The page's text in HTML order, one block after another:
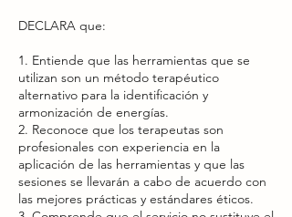
DECLARA que:
1. Entiende que las herramientas que se
utilizan son un método terapéutico
alternativo para la identificación y
armonización de energías.
2. Reconoce que los terapeutas son
profesionales con experiencia en la
aplicación de las herramientas y que las
sesiones se llevarán a cabo de acuerdo con
las mejores prácticas y estándares éticos.